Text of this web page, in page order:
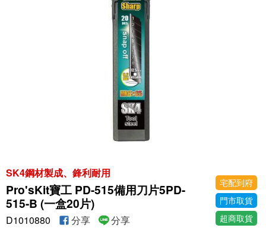
SK4鋼材製成、鋒利耐用
Pro'sKit寶工 PD-515備用刀片5PD-
515-B (一盒20片)
宅配到府
門市取貨
超商取貨
D1010880 分享 分享